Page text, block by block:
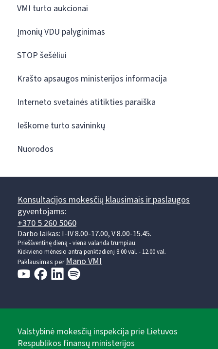
VMI turto aukcionai
Įmonių VDU palyginimas
STOP šešėliui
Krašto apsaugos ministerijos informacija
Interneto svetainės atitikties paraiška
Ieškome turto savininkų
Nuorodos
Konsultacijos mokesčių klausimais ir paslaugos
gyventojams:
+370 5 260 5060
Darbo laikas: I-IV 8.00-17.00, V 8.00-15.45.
Prieššventinę dieną - viena valanda trumpiau.
Kiekvieno mėnesio antrą penktadienį 8.00 val. - 12.00 val.
Paklausimas perMano VMI
Valstybinė mokesčių inspekcija prie Lietuvos
Respublikos finansų ministerijos